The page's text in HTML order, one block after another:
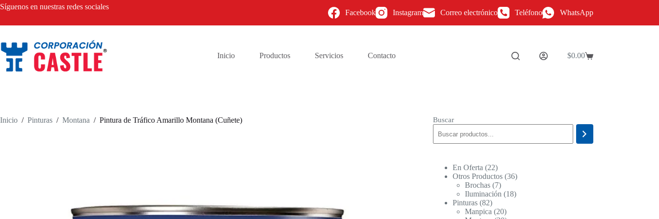
Saltar
Síguenos en nuestras redes sociales
Facebook Instagram Correo electrónico Teléfono WhatsApp
Inicio Productos Servicios Contacto
Carro
$0.00
Inicio / Pinturas / Montana / Pintura de Tráfico Amarillo Montana (Cuñete) Buscar
En Oferta 2222
productos
Otros Productos 3636
Brochas 77
productos
Iluminación 1818
Pinturas 8282
productos
Manpica 2020